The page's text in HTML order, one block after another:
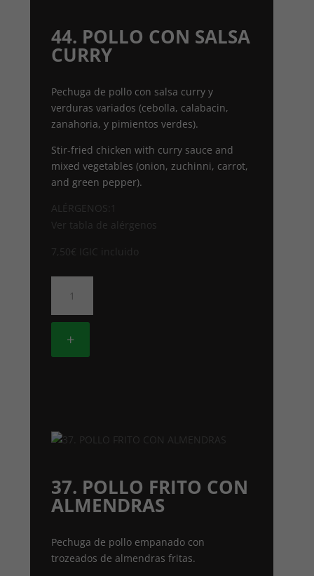
44. POLLO CON SALSA
CURRY
Pechuga de pollo con salsa curry y
verduras variados (cebolla, calabacin,
zanahoria, y pimientos verdes).
Stir-fried chicken with curry sauce and
mixed vegetables (onion, zuchinni, carrot,
and green pepper).
ALÉRGENOS:1
Ver tabla de alérgenos
7,50€ IGIC incluido
POLLO
CON
+
37. POLLO FRITO CON
ALMENDRAS
Pechuga de pollo empanado con
trozeados de almendras fritas.